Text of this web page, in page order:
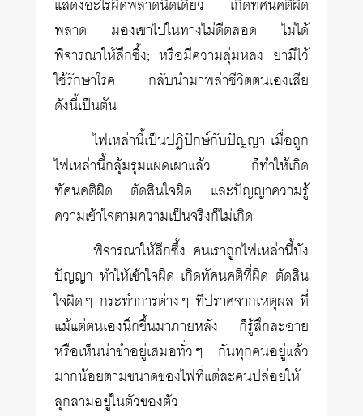
แสดงอะไรผิดพลาดนิดเดียว เกิดทัศนคติผิด
พลาด มองเขาไปในทางไม่ดีตลอด ไม่ได้
พิจารณาให้ลึกซึ้ง; หรือมีความลุ่มหลง ยามีไว้
ใช้รักษาโรค กลับนำมาพล่าชีวิตตนเองเสีย
ดังนี้เป็นต้น
ไฟเหล่านี้เป็นปฏิปักษ์กับปัญญา เมื่อถูก
ไฟเหล่านี้กลุ้มรุมแผดเผาแล้ว ก็ทำให้เกิด
ทัศนคติผิด ตัดสินใจผิด และปัญญาความรู้
ความเข้าใจตามความเป็นจริงก็ไม่เกิด
พิจารณาให้ลึกซึ้ง คนเราถูกไฟเหล่านี้บัง
ปัญญา ทำให้เข้าใจผิด เกิดทัศนคติที่ผิด ตัดสิน
ใจผิดๆ กระทำการต่างๆ ที่ปราศจากเหตุผล ที่
แม้แต่ตนเองนึกขึ้นมาภายหลัง ก็รู้สึกละอาย
หรือเห็นน่าขำอยู่เสมอทั่วๆ กันทุกคนอยู่แล้ว
มากน้อยตามขนาดของไฟที่แต่ละคนปล่อยให้
ลุกลามอยู่ในตัวของตัว